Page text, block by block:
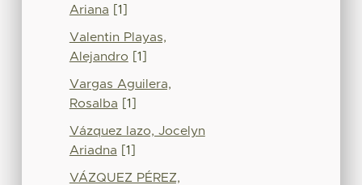
Ariana [1]
Valentin Playas,
Alejandro [1]
Vargas Aguilera,
Rosalba [1]
Vázquez lazo, Jocelyn
Ariadna [1]
VÁZQUEZ PÉREZ,